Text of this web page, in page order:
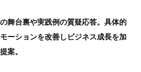
舞台裏や実践例の質疑応答。具体的
ーションを改善しビジネス成長を加
案。